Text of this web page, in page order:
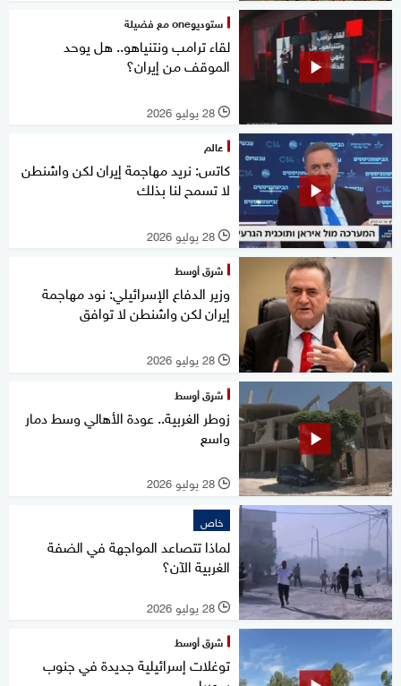
ستوديوone مع فضيلة
لقاء ترامب ونتنياهو.. هل يوحد
الموقف من إيران؟
l 28 يوليو 2026
عالم
كاتس: نريد مهاجمة إيران لكن واشنطن
لا تسمح لنا بذلك
l 28 يوليو 2026
شرق أوسط
وزير الدفاع الإسرائيلي: نود مهاجمة
إيران لكن واشنطن لا توافق
l 28 يوليو 2026
شرق أوسط
زوطر الغربية.. عودة الأهالي وسط دمار
واسع
l 28 يوليو 2026
خاص
لماذا تتصاعد المواجهة في الضفة
الغربية الآن؟
l 28 يوليو 2026
شرق أوسط
توغلات إسرائيلية جديدة في جنوب